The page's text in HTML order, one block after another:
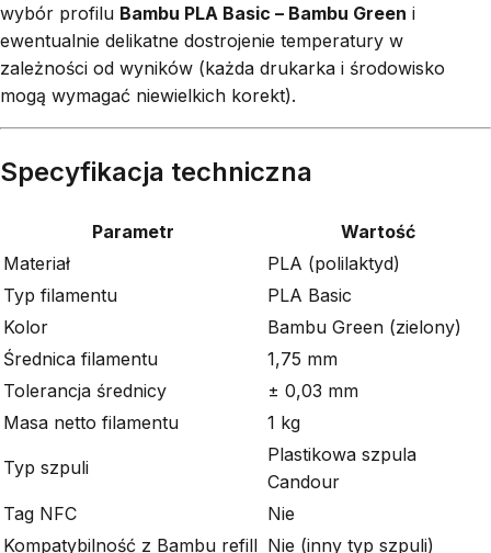
wybór profilu Bambu PLA Basic – Bambu Green i
ewentualnie delikatne dostrojenie temperatury w
zależności od wyników (każda drukarka i środowisko
mogą wymagać niewielkich korekt).
Specyfikacja techniczna
Parametr
Wartość
Materiał
PLA (polilaktyd)
Typ filamentu
PLA Basic
Kolor
Bambu Green (zielony)
Średnica filamentu
1,75 mm
Tolerancja średnicy
± 0,03 mm
Masa netto filamentu
1 kg
Typ szpuli
Plastikowa szpula
Candour
Tag NFC
Nie
Kompatybilność z Bambu refill Nie (inny typ szpuli)